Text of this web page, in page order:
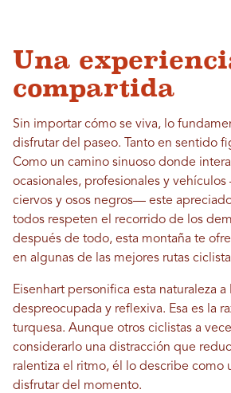
Una
compartida
Sin importar cómo se viva, lo
disfrutar del paseo. Tanto en sentido
Como un camino sinuoso donde
ocasionales, profesionales y
ciervos y osos negros— este
todos respeten el recorrido de los
después de todo, esta montaña te
en algunas de las mejores rutas
Eisenhart personifica esta naturaleza a
despreocupada y reflexiva. Esa es la
turquesa. Aunque otros ciclistas a
considerarlo una distracción que
ralentiza el ritmo, él lo describe como
disfrutar del momento.